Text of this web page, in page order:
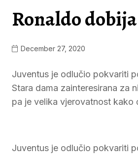
Ronaldo
December 27, 2020
Juventus je odlučio pokvariti
Stara dama zainteresirana za
pa je velika vjerovatnost kako
Juventus je odlučio pokvariti